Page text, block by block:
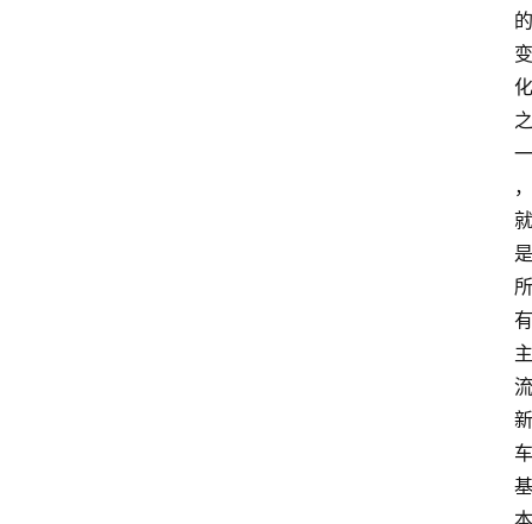
的
变
化
之
一
，
就
是
所
有
主
流
新
车
基
本